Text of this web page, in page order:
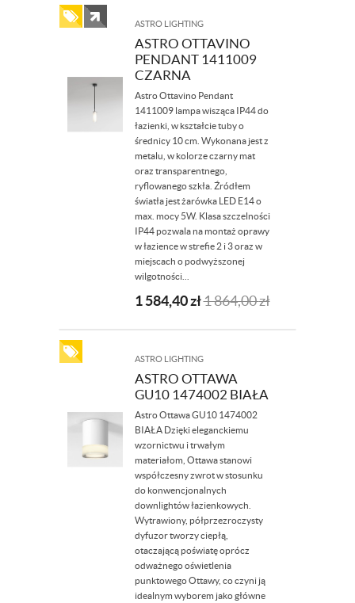
ASTRO LIGHTING
ASTRO OTTAVINO
PENDANT 1411009
CZARNA
Astro Ottavino Pendant
1411009 lampa wisząca IP44 do
łazienki, w kształcie tuby o
średnicy 10 cm. Wykonana jest z
metalu, w kolorze czarny mat
oraz transparentnego,
ryflowanego szkła. Źródłem
światła jest żarówka LED E14 o
max. mocy 5W. Klasa szczelności
IP44 pozwala na montaż oprawy
w łazience w strefie 2 i 3 oraz w
miejscach o podwyższonej
wilgotności...
1 584,40zł1 864,00zł
ASTRO LIGHTING
ASTRO OTTAWA
GU10 1474002 BIAŁA
Astro Ottawa GU10 1474002
BIAŁA Dzięki eleganckiemu
wzornictwu i trwałym
materiałom, Ottawa stanowi
współczesny zwrot w stosunku
do konwencjonalnych
downlightów łazienkowych.
Wytrawiony, półprzezroczysty
dyfuzor tworzy ciepłą,
otaczającą poświatę oprócz
odważnego oświetlenia
punktowego Ottawy, co czyni ją
idealnym wyborem jako główne